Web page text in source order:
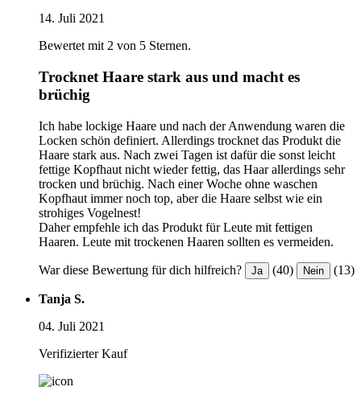
14. Juli 2021
Bewertet mit 2 von 5 Sternen.
Trocknet Haare stark aus und macht es
brüchig
Ich habe lockige Haare und nach der Anwendung waren die
Locken schön definiert. Allerdings trocknet das Produkt die
Haare stark aus. Nach zwei Tagen ist dafür die sonst leicht
fettige Kopfhaut nicht wieder fettig, das Haar allerdings sehr
trocken und brüchig. Nach einer Woche ohne waschen
Kopfhaut immer noch top, aber die Haare selbst wie ein
strohiges Vogelnest!
Daher empfehle ich das Produkt für Leute mit fettigen
Haaren. Leute mit trockenen Haaren sollten es vermeiden.
War diese Bewertung für dich hilfreich? Ja (40) Nein (13)
Tanja S.
04. Juli 2021
Verifizierter Kauf